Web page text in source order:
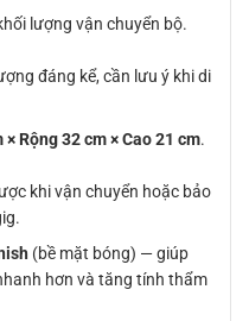
lượng vận chuyển bộ.
đáng kể, cần lưu ý khi di
× Rộng 32 cm × Cao 21 cm.
khi vận chuyển hoặc bảo
(bề mặt bóng) — giúp
hơn và tăng tính thẩm